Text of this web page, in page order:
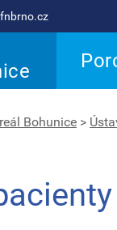
Bohunice >